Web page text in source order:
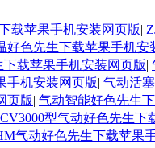
载苹果手机安装网页版|
好色先生下载苹果手机安
载苹果手机安装网页版|
手机安装网页版| 气动活
页版| 气动智能好色先生
CV3000型气动好色先生下
气动好色先生下载苹果